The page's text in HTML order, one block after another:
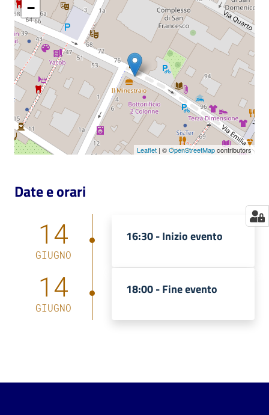
Eventi
Chiedi al
bibliotecario
Avvisi
Orari
−
Leaflet | ©OpenStreetMapcontributors
Date e orari
14
GIUGNO
16:30 -Inizio evento
14
GIUGNO
18:00 -Fine evento